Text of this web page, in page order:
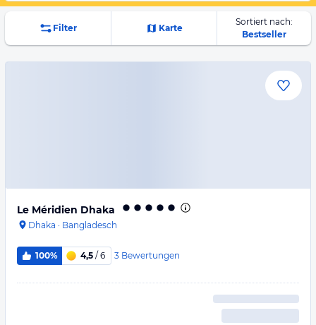
Filter Karte
Sortiert nach:
Bestseller
Le Méridien Dhaka
Dhaka · Bangladesch
100% 4,5 / 6 3 Bewertungen